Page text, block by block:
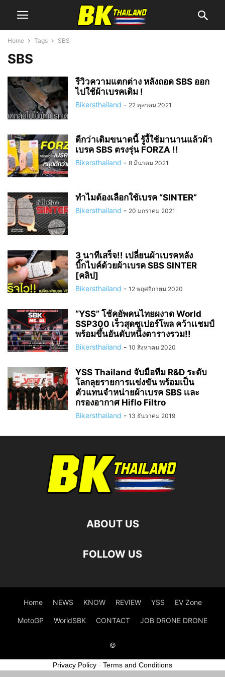
Home Tags SBS
SBS
รีวิวความแตกต่าง หลังถอด SBS ออก
ไปใช้ผ้าเบรคเดิม !
Bikersthailand - 22 ตุลาคม 2021
ดีกว่าเดิมขนาดนี้ รู้งี้ใช้มานานแล้วผ้า
เบรค SBS ตรงรุ่น FORZA !!
Bikersthailand - 8 มีนาคม 2021
ทำไมต้องเลือกใช้เบรค “SINTER”
Bikersthailand - 20 มกราคม 2021
3 นาทีเสร็จ!! เปลี่ยนผ้าเบรคหลัง
บิ๊กไบค์ด้วยผ้าเบรค SBS SINTER
[คลิป]
Bikersthailand - 12 พฤศจิกายน 2020
“YSS” โช้คอัพคนไทยผงาด World
SSP300 เร็วสุดซูเปอร์โพล คว้าเเชมป์
พร้อมขึ้นอันดับหนึ่งตารางรวม!!
Bikersthailand - 10 สิงหาคม 2020
YSS Thailand จับมือทีม R&D ระดับ
โลกลุยรายการเเข่งขัน พร้อมเป็น
ตัวแทนจำหน่ายผ้าเบรค SBS เเละ
กรองอากาศ Hiflo Filtro
Bikersthailand - 13 ธันวาคม 2019
ABOUT US
FOLLOW US
Home NEWS KNOW REVIEW YSS EV Zone
MotoGP WorldSBK CONTACT JOB DRONE DRONE
©
Privacy Policy - Terms and Conditions